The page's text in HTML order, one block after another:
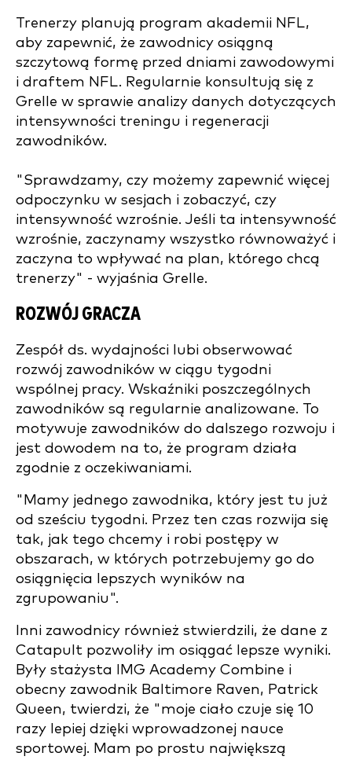
Trenerzy planują program akademii NFL,
aby zapewnić, że zawodnicy osiągną
szczytową formę przed dniami zawodowymi
i draftem NFL. Regularnie konsultują się z
Grelle w sprawie analizy danych dotyczących
intensywności treningu i regeneracji
zawodników.
"Sprawdzamy, czy możemy zapewnić więcej
odpoczynku w sesjach i zobaczyć, czy
intensywność wzrośnie. Jeśli ta intensywność
wzrośnie, zaczynamy wszystko równoważyć i
zaczyna to wpływać na plan, którego chcą
trenerzy" - wyjaśnia Grelle.
ROZWÓJ GRACZA
Zespół ds. wydajności lubi obserwować
rozwój zawodników w ciągu tygodni
wspólnej pracy. Wskaźniki poszczególnych
zawodników są regularnie analizowane. To
motywuje zawodników do dalszego rozwoju i
jest dowodem na to, że program działa
zgodnie z oczekiwaniami.
"Mamy jednego zawodnika, który jest tu już
od sześciu tygodni. Przez ten czas rozwija się
tak, jak tego chcemy i robi postępy w
obszarach, w których potrzebujemy go do
osiągnięcia lepszych wyników na
zgrupowaniu".
Inni zawodnicy również stwierdzili, że dane z
Catapult pozwoliły im osiągać lepsze wyniki.
Były stażysta IMG Academy Combine i
obecny zawodnik Baltimore Raven, Patrick
Queen, twierdzi, że "moje ciało czuje się 10
razy lepiej dzięki wprowadzonej nauce
sportowej. Mam po prostu największą